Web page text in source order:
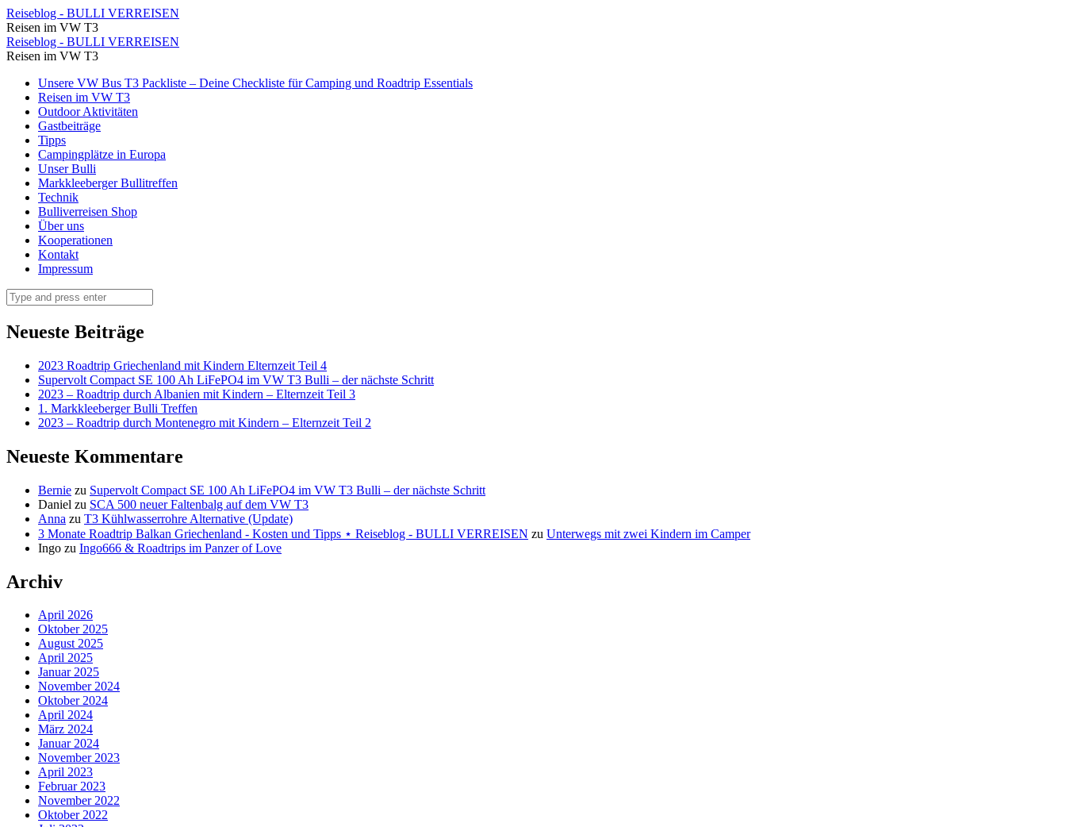
Unzählige
Stufen
gilt
nun
nach
oben
laufen.
Reiseblog
BULLI
VERREISEN
Reiseblog - BULLI VERREISEN
Reisen im VW T3
Unzählige
Stufen
gilt
nun
nach
oben
laufen.
Reiseblog
BULLI
VERREISEN
Reiseblog - BULLI VERREISEN
Reisen im VW T3
Skip
content
Unsere VW Bus T3 Packliste – Deine Checkliste für Camping und Roadtrip Essentials
Reisen im VW T3
Outdoor Aktivitäten
Gastbeiträge
Tipps
Campingplätze in Europa
Unser Bulli
Markkleeberger Bullitreffen
Technik
Bulliverreisen Shop
Über uns
Kooperationen
Kontakt
Impressum
Search
Neueste Beiträge
2023 Roadtrip Griechenland mit Kindern Elternzeit Teil 4
Supervolt Compact SE 100 Ah LiFePO4 im VW T3 Bulli – der nächste Schritt
2023 – Roadtrip durch Albanien mit Kindern – Elternzeit Teil 3
1. Markkleeberger Bulli Treffen
2023 – Roadtrip durch Montenegro mit Kindern – Elternzeit Teil 2
Neueste Kommentare
Bernie zu Supervolt Compact SE 100 Ah LiFePO4 im VW T3 Bulli – der nächste Schritt
Daniel zu SCA 500 neuer Faltenbalg auf dem VW T3
Anna zu T3 Kühlwasserrohre Alternative (Update)
3 Monate Roadtrip Balkan Griechenland - Kosten und Tipps ⋆ Reiseblog - BULLI VERREISEN zu Unterwegs mit zwei Kindern im Camper
Ingo zu Ingo666 & Roadtrips im Panzer of Love
Archiv
April 2026
Oktober 2025
August 2025
April 2025
Januar 2025
November 2024
Oktober 2024
April 2024
März 2024
Januar 2024
November 2023
April 2023
Februar 2023
November 2022
Oktober 2022